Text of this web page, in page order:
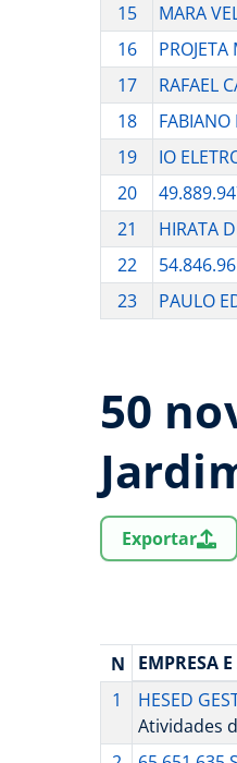
15
MARA
16
17
RAFAEL
18
19
IO
20
21
HIRATA
22
23
PAULO
50
Exportar
N EMPRESA
1
HESED
Atividades